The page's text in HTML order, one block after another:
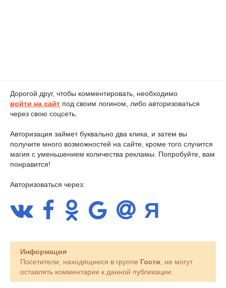
Дорогой друг, чтобы комментировать, необходимо
войти на сайт под своим логином, либо авторизоваться
через свою соцсеть.
Авторизация займет буквально два клика, и затем вы
получите много возможностей на сайте, кроме того случится
магия с уменьшением количества рекламы. Попробуйте, вам
понравится!
Авторизоваться через:
Информация
Посетители, находящиеся в группе Гости, не могут
оставлять комментарии к данной публикации.